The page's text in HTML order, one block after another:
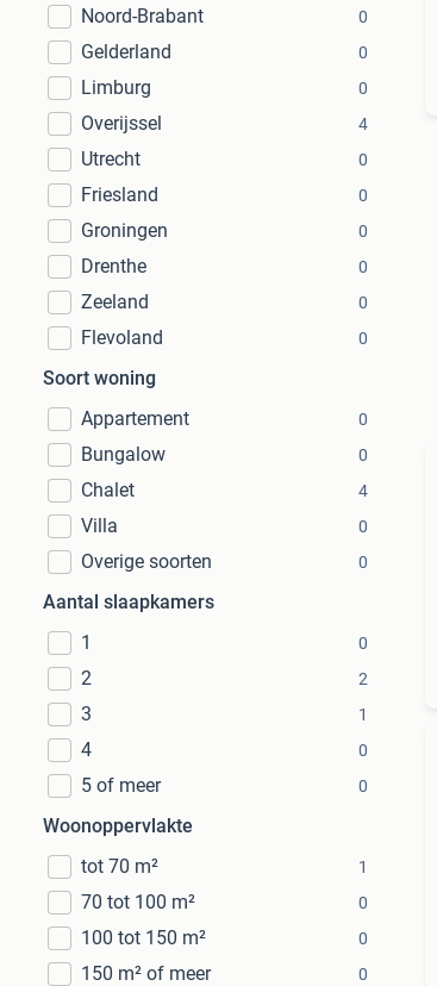
Noord-Brabant 0
Gelderland 0
Limburg 0
Overijssel 4
Utrecht 0
Friesland 0
Groningen 0
Drenthe 0
Zeeland 0
Flevoland 0
Soort woning
Appartement
0
Bungalow 0
Chalet 4
Villa 0
Overige soorten 0
Aantal slaapkamers
1
0
2 2
3 1
4 0
5 of meer 0
Woonoppervlakte
tot 70 m²
1
70 tot 100 m² 0
100 tot 150 m² 0
150 m² of meer 0